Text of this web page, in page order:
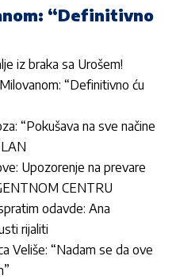
“Definitivno
iz braka sa Urošem!
“Definitivno ću
“Pokušava na sve načine
Upozorenje na prevare
CENTRU
odavde: Ana
rijaliti
Veliše: “Nadam se da ove